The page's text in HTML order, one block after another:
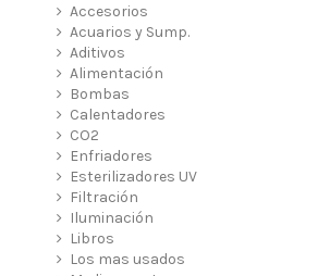
Accesorios
Acuarios y Sump.
Aditivos
Alimentación
Bombas
Calentadores
CO2
Enfriadores
Esterilizadores UV
Filtración
Iluminación
Libros
Los mas usados